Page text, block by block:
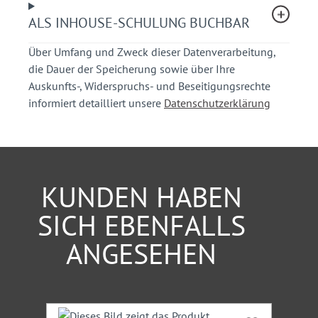
Kontrolle der einzelnen Beschlüsse (Umsetzung)
Ihr Nutzen
Sie erhalten einen kompakten Überblick über die
Organisation und Durchführung einer
Sie erlangen Kenntnisse aus einschlägiger
Rechtsprechung.
Teilnehmerkreis
Stadtverwaltung, Polizei
ALS INHOUSE-SCHULUNG BUCHBAR
Über Umfang und Zweck dieser Datenverarbeitung,
die Dauer der Speicherung sowie über Ihre
Auskunfts-, Widerspruchs- und Beseitigungsrechte
informiert detailliert unsere Datenschutzerklärung
KUNDEN HABEN
SICH EBENFALLS
ANGESEHEN
Produktgalerie überspringen